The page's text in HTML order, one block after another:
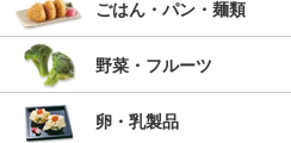
ごはん・パン・麺類
野菜・フルーツ
卵・乳製品